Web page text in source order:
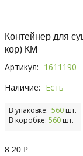
Контейнер для
кор) КМ
Артикул: 1611190
Наличие: Есть
В упаковке: 560 шт.
В коробке: 560 шт.
8.20 Р